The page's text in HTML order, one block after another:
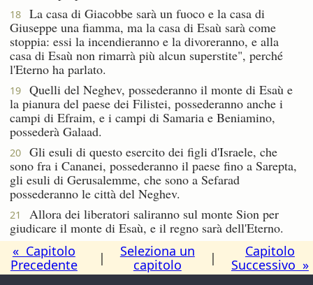
18
La casa di Giacobbe sarà un fuoco e la casa di
Giuseppe una fiamma, ma la casa di Esaù sarà come
stoppia: essi la incendieranno e la divoreranno, e alla
casa di Esaù non rimarrà più alcun superstite", perché
l'Eterno ha parlato.
19
Quelli del Neghev, possederanno il monte di Esaù e
la pianura del paese dei Filistei, possederanno anche i
campi di Efraim, e i campi di Samaria e Beniamino,
possederà Galaad.
20
Gli esuli di questo esercito dei figli d'Israele, che
sono fra i Cananei, possederanno il paese fino a Sarepta,
gli esuli di Gerusalemme, che sono a Sefarad
possederanno le città del Neghev.
21
Allora dei liberatori saliranno sul monte Sion per
giudicare il monte di Esaù, e il regno sarà dell'Eterno.
« Capitolo
Precedente
|
Seleziona un
capitolo
|
Capitolo
Successivo »